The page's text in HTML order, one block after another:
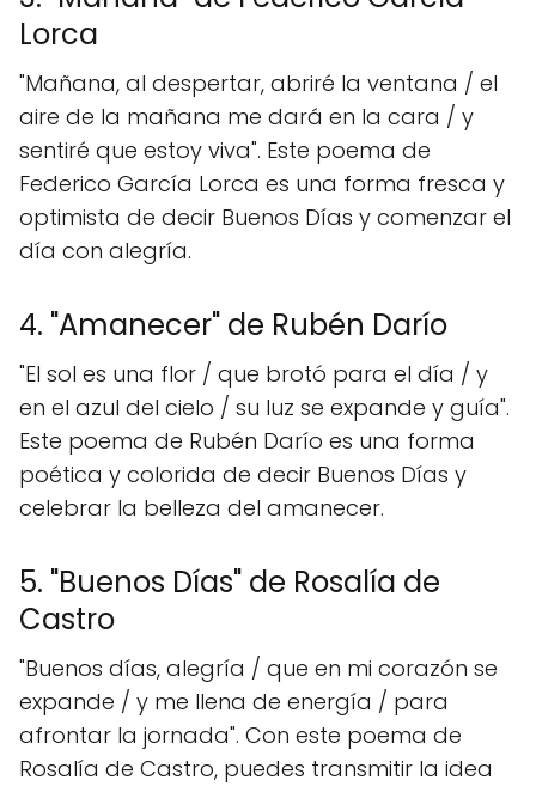
Lorca
"Mañana, al despertar, abriré la ventana / el
aire de la mañana me dará en la cara / y
sentiré que estoy viva". Este poema de
Federico García Lorca es una forma fresca y
optimista de decir Buenos Días y comenzar el
día con alegría.
4. "Amanecer" de Rubén Darío
"El sol es una flor / que brotó para el día / y
en el azul del cielo / su luz se expande y guía".
Este poema de Rubén Darío es una forma
poética y colorida de decir Buenos Días y
celebrar la belleza del amanecer.
5. "Buenos Días" de Rosalía de
Castro
"Buenos días, alegría / que en mi corazón se
expande / y me llena de energía / para
afrontar la jornada". Con este poema de
Rosalía de Castro, puedes transmitir la idea